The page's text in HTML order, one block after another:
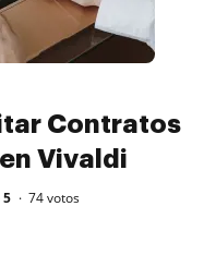
Contratos
Vivaldi
5 74votos